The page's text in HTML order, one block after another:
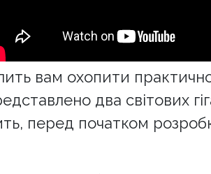
вам охопити
два світових
перед початком